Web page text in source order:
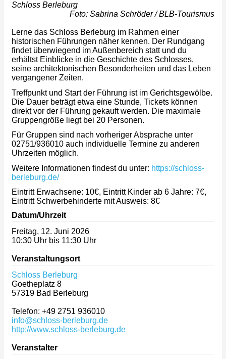
Schloss Berleburg
Foto: Sabrina Schröder / BLB-Tourismus
Lerne das Schloss Berleburg im Rahmen einer
historischen Führungen näher kennen. Der Rundgang
findet überwiegend im Außenbereich statt und du
erhältst Einblicke in die Geschichte des Schlosses,
seine architektonischen Besonderheiten und das Leben
vergangener Zeiten.
Treffpunkt und Start der Führung ist im Gerichtsgewölbe.
Die Dauer beträgt etwa eine Stunde, Tickets können
direkt vor der Führung gekauft werden. Die maximale
Gruppengröße liegt bei 20 Personen.
Für Gruppen sind nach vorheriger Absprache unter
02751/936010 auch individuelle Termine zu anderen
Uhrzeiten möglich.
Weitere Informationen findest du unter: https://schloss-
berleburg.de/
Eintritt Erwachsene: 10€, Eintritt Kinder ab 6 Jahre: 7€,
Eintritt Schwerbehinderte mit Ausweis: 8€
Datum/Uhrzeit
Freitag, 12. Juni 2026
10:30 Uhr bis 11:30 Uhr
Veranstaltungsort
Schloss Berleburg
Goetheplatz 8
57319 Bad Berleburg
Telefon: +49 2751 936010
info@schloss-berleburg.de
http://www.schloss-berleburg.de
Veranstalter